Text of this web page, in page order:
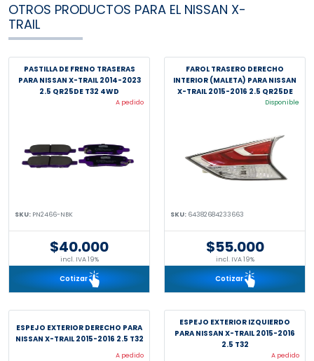
OTROS PRODUCTOS PARA EL NISSAN X-
TRAIL
PASTILLA DE FRENO TRASERAS
PARA NISSAN X-TRAIL 2014-2023
2.5 QR25DE T32 4WD
A pedido
SKU: PN2466-NBK
$40.000
incl. IVA 19%
Cotizar
FAROL TRASERO DERECHO
INTERIOR (MALETA) PARA NISSAN
X-TRAIL 2015-2016 2.5 QR25DE
Disponible
SKU: 64382684233663
$55.000
incl. IVA 19%
Cotizar
ESPEJO EXTERIOR DERECHO PARA
NISSAN X-TRAIL 2015-2016 2.5 T32
A pedido
ESPEJO EXTERIOR IZQUIERDO
PARA NISSAN X-TRAIL 2015-2016
2.5 T32
A pedido